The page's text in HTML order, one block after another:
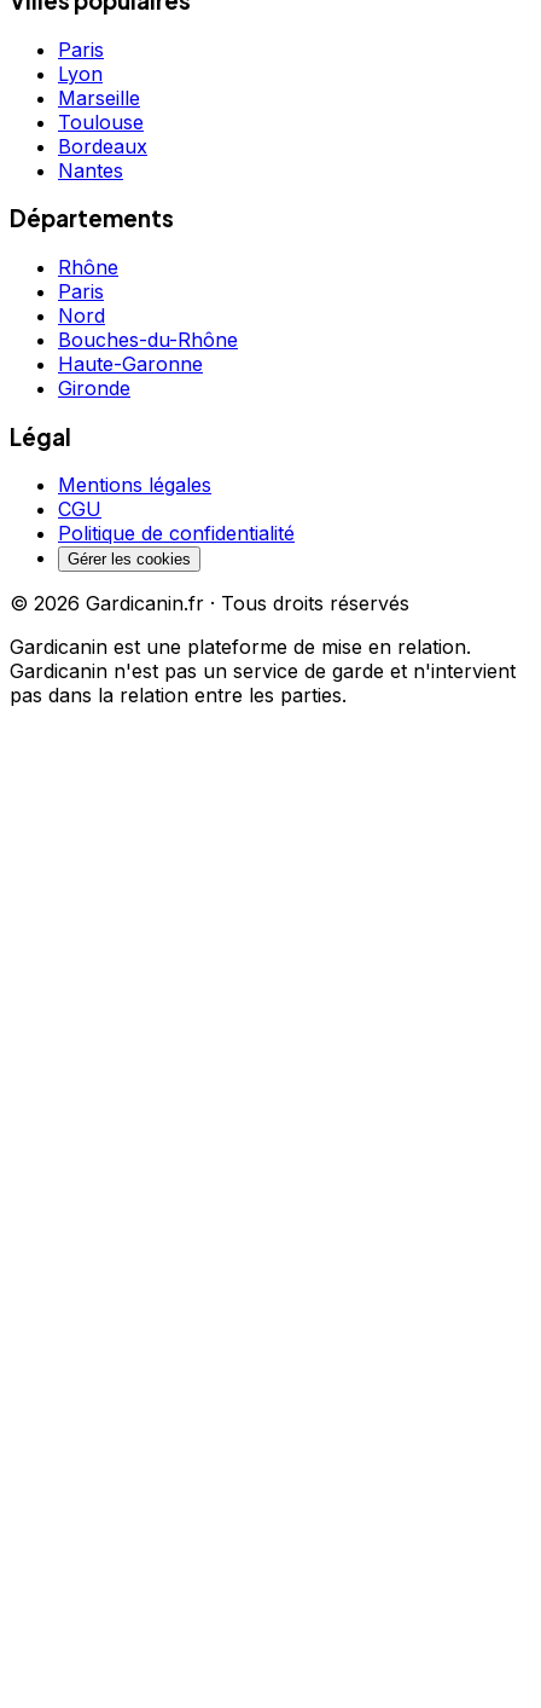
Paris
Lyon
Marseille
Toulouse
Bordeaux
Nantes
Départements
Rhône
Paris
Nord
Bouches-du-Rhône
Haute-Garonne
Gironde
Légal
Mentions légales
CGU
Politique de confidentialité
Gérer les cookies
© 2026 Gardicanin.fr · Tous droits réservés
Gardicanin est une plateforme de mise en relation.
Gardicanin n'est pas un service de garde et n'intervient
pas dans la relation entre les parties.